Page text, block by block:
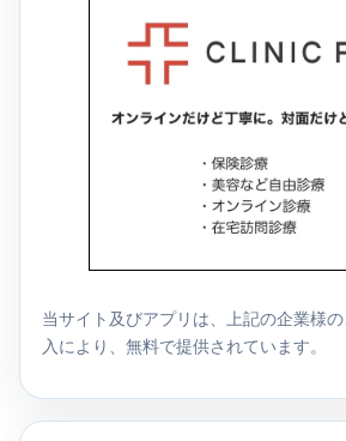
当サイト及びアプリは、上記の企業様
入により、無料で提供されています。